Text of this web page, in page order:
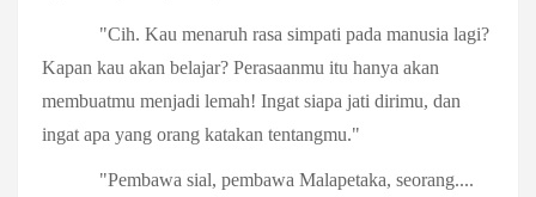
"Cih. Kau menaruh rasa simpati pada manusia lagi?
Kapan kau akan belajar? Perasaanmu itu hanya akan
membuatmu menjadi lemah! Ingat siapa jati dirimu, dan
ingat apa yang orang katakan tentangmu."
"Pembawa sial, pembawa Malapetaka, seorang....